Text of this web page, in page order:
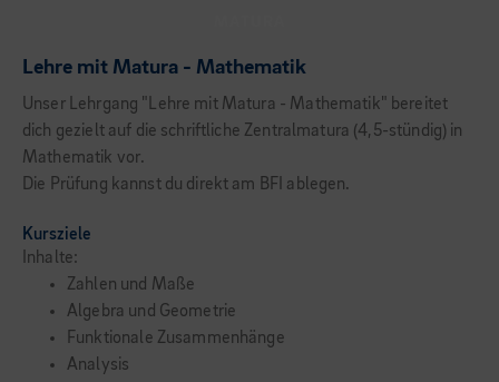
Lehre mit Matura - Mathematik
Unser Lehrgang "Lehre mit Matura - Mathematik" bereitet
dich gezielt auf die schriftliche Zentralmatura (4,5-stündig) in
Mathematik vor.
Die Prüfung kannst du direkt am BFI ablegen.
Kursziele
Inhalte:
Zahlen und Maße
Algebra und Geometrie
Funktionale Zusammenhänge
Analysis